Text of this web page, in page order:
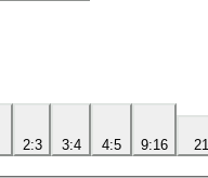
2:3 3:4 4:5 9:16